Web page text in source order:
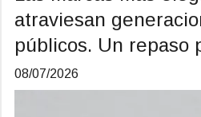
atraviesan
públicos. Un repaso
08/07/2026